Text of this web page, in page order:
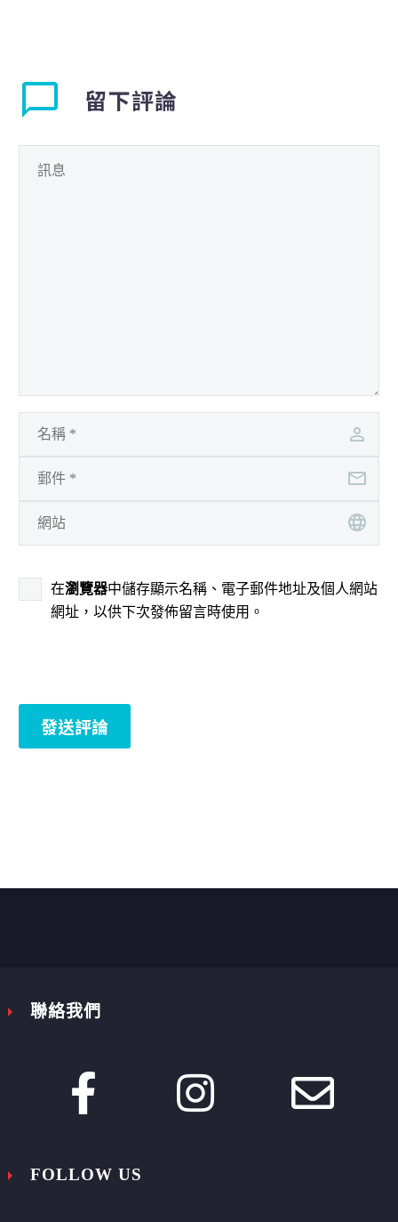
留下評論
在瀏覽器中儲存顯示名稱、電子郵件地址及個人網站
網址，以供下次發佈留言時使用。
發送評論

 聯絡我們

 
 


 FOLLOW US